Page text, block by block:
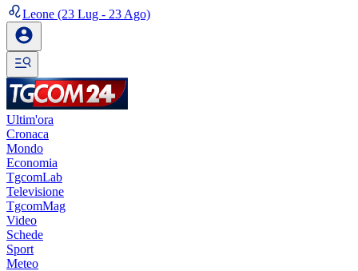
Leone (23 Lug - 23 Ago)
Ultim'ora
Cronaca
Mondo
Economia
TgcomLab
Televisione
TgcomMag
Video
Schede
Sport
Meteo